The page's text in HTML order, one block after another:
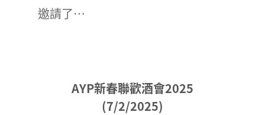
邀請了…
AYP新春聯歡酒會2025
(7/2/2025)